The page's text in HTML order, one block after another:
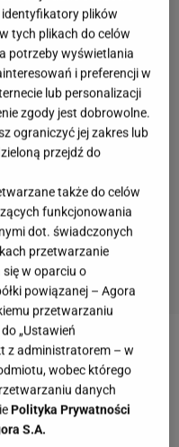
cegłą,
rodem z
myśli, że żeby
kosztowny remont
identyfikatory plików
tych plikach do celów
potrzeby wyświetlania
i preferencji w
lub personalizacji
zgody jest dobrowolne.
ograniczyć jej zakres lub
przejdź do
także do celów
funkcjonowania
dot. świadczonych
przetwarzanie
w oparciu o
powiązanej – Agora
przetwarzaniu
„Ustawień
z administratorem – w
wobec którego
danych
Polityka Prywatności
S.A.